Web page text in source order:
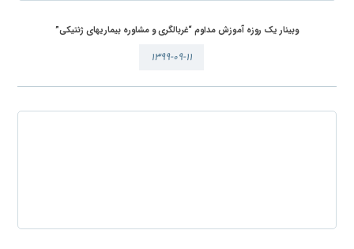
وبینار یک روزه آموزش مداوم “غربالگری و مشاوره بیماریهای ژنتیکی”
۱۳۹۹-۰۹-۱۱